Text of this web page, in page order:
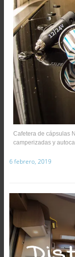
Cafetera de cápsulas
camperizadas y
6 febrero, 2019